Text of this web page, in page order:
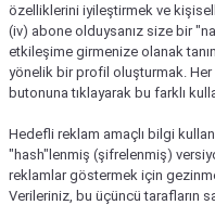
özelliklerini iyileştirmek ve
(iv) abone olduysanız size bir
etkileşime girmenize olanak
yönelik bir profil oluşturmak.
butonuna tıklayarak bu farklı
Hedefli reklam amaçlı bilgi
"hash"lenmiş (şifrelenmiş)
reklamlar göstermek için
Verileriniz, bu üçüncü tarafların